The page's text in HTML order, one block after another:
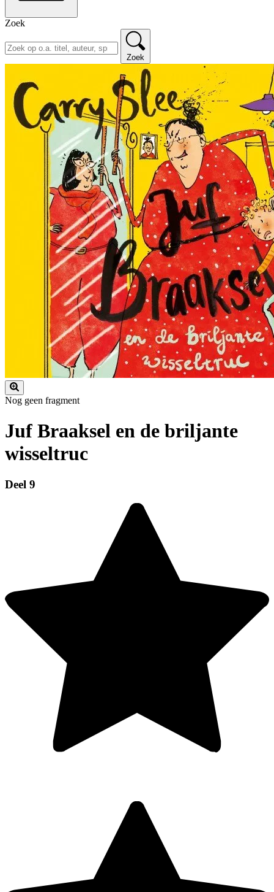
Zoek
Zoek
Nog geen fragment
Juf Braaksel en de briljante
wisseltruc
Deel 9